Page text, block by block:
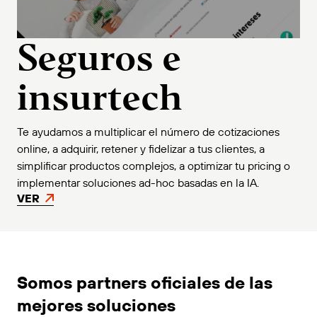
Seguros e
insurtech
Te ayudamos a multiplicar el número de cotizaciones
online, a adquirir, retener y fidelizar a tus clientes, a
simplificar productos complejos, a optimizar tu pricing o
implementar soluciones ad-hoc basadas en la IA.
VER
Somos partners oficiales de las
mejores soluciones